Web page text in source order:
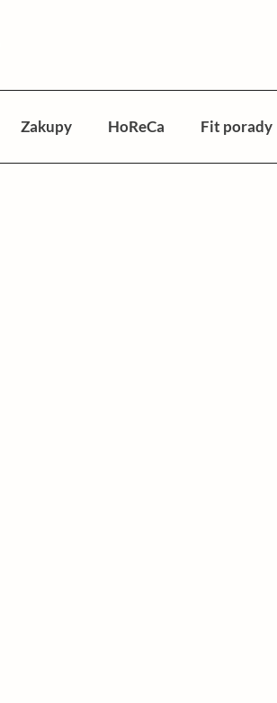
Zakupy HoReCa Fit porady